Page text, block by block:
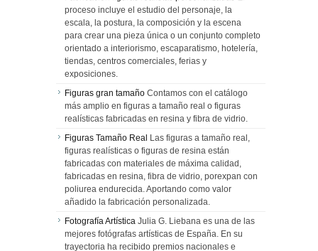
proceso incluye el estudio del personaje, la
escala, la postura, la composición y la escena
para crear una pieza única o un conjunto completo
orientado a interiorismo, escaparatismo, hotelería,
tiendas, centros comerciales, ferias y
exposiciones.
Figuras gran tamaño Contamos con el catálogo
más amplio en figuras a tamaño real o figuras
realísticas fabricadas en resina y fibra de vidrio.
Figuras Tamaño Real Las figuras a tamaño real,
figuras realísticas o figuras de resina están
fabricadas con materiales de máxima calidad,
fabricadas en resina, fibra de vidrio, porexpan con
poliurea endurecida. Aportando como valor
añadido la fabricación personalizada.
Fotografía Artística Julia G. Liebana es una de las
mejores fotógrafas artísticas de España. En su
trayectoria ha recibido premios nacionales e